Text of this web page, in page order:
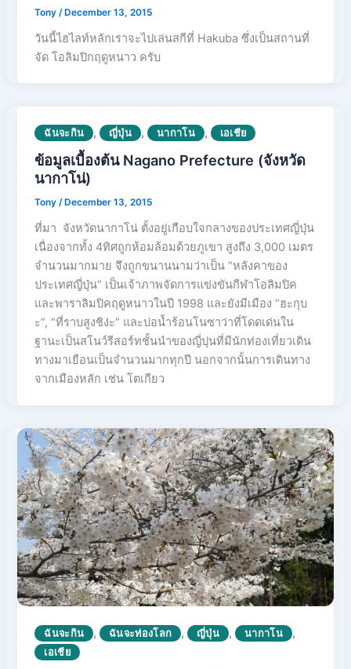
Tony /December 13, 2015
วันนี้ไฮไลท์หลักเราจะไปเล่นสกีที่ Hakuba ซึ่งเป็นสถานที่
จัด โอลิมปิกฤดูหนาว ครับ
ฉันจะกิน , ญี่ปุ่น , นากาโน , เอเชีย
ข้อมูลเบื้องต้น Nagano Prefecture (จังหวัด
นากาโน่)
Tony/ December 13, 2015
ที่มา จังหวัดนากาโน่ ตั้งอยู่เกือบใจกลางของประเทศญี่ปุ่น
เนื่องจากทั้ง 4ทิศถูกห้อมล้อมด้วยภูเขา สูงถึง 3,000 เมตร
จำนวนมากมาย จึงถูกขนานนามว่าเป็น “หลังคาของ
ประเทศญี่ปุ่น“ เป็นเจ้าภาพจัดการแข่งขันกีฬาโอลิมปิค
และพาราลิมปิคฤดูหนาวในปี 1998 และยังมีเมือง “ฮะกุบ
ะ”, “ที่ราบสูงชิง่ะ” และบ่อน้ำร้อนโนซาว่าที่โดดเด่นใน
ฐานะเป็นสโนว์รีสอร์ทชั้นนำของญี่ปุนที่มีนักท่องเที่ยวเดิน
ทางมาเยือนเป็นจำนวนมากทุกปี นอกจากนั้นการเดินทาง
จากเมืองหลัก เช่น โตเกียว
ฉันจะกิน , ฉันจะท่องโลก , ญี่ปุ่น , นากาโน ,
เอเชีย